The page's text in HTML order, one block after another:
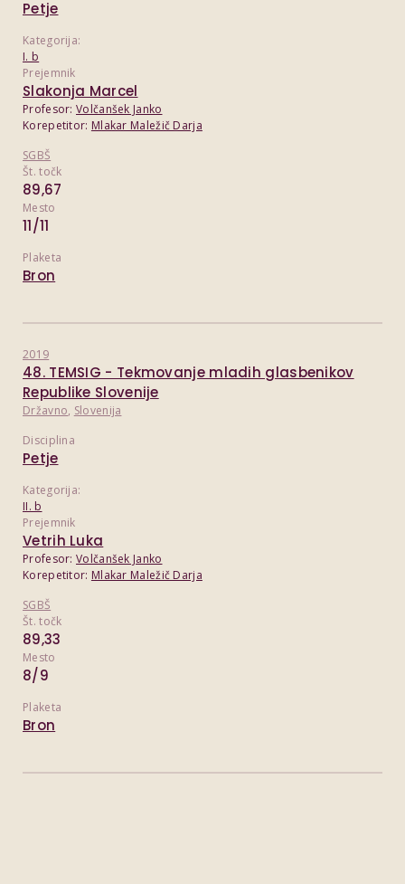
Petje
Kategorija:
I. b
Prejemnik
Slakonja Marcel
Profesor: Volčanšek Janko
Korepetitor: Mlakar Maležič Darja
SGBŠ
Št. točk
89,67
Mesto
11/11
Plaketa
Bron
2019
48. TEMSIG - Tekmovanje mladih glasbenikov
Republike Slovenije
Državno, Slovenija
Disciplina
Petje
Kategorija:
II. b
Prejemnik
Vetrih Luka
Profesor: Volčanšek Janko
Korepetitor: Mlakar Maležič Darja
SGBŠ
Št. točk
89,33
Mesto
8/9
Plaketa
Bron